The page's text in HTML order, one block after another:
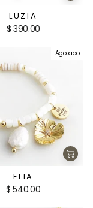
LUZIA
$ 390.00
Agotado
al
ELIA
$ 540.00